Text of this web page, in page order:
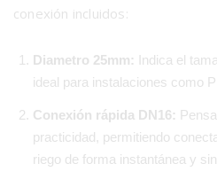
conexión incluidos:
Diametro 25mm:
Indica el
ideal para instalaciones como
Conexión rápida DN16:
practicidad, permitiendo
riego de forma instantánea y